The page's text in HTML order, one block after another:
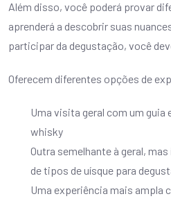
Além disso, você poderá provar
aprenderá a descobrir suas
participar da degustação, você
Oferecem diferentes opções de
Uma visita geral com um guia
whisky
Outra semelhante à geral,
de tipos de uísque para
Uma experiência mais ampla